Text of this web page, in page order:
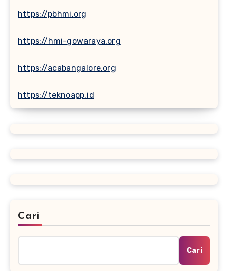
https://pbhmi.org
https://hmi-gowaraya.org
https://acabangalore.org
https://teknoapp.id
Cari
Cari